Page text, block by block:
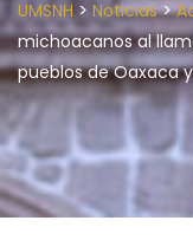
UMSNH > Noticias>
michoacanos al
pueblos de Oaxaca